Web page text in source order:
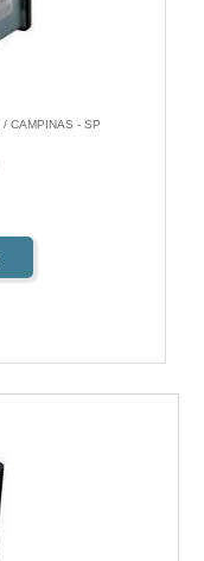
/ CAMPINAS - SP